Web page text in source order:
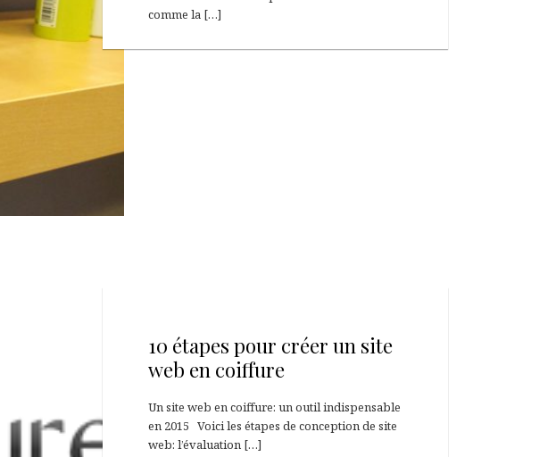
comme la […]
10 étapes pour créer un site
web en coiffure
Un site web en coiffure: un outil indispensable
en 2015 Voici les étapes de conception de site
web: l’évaluation […]